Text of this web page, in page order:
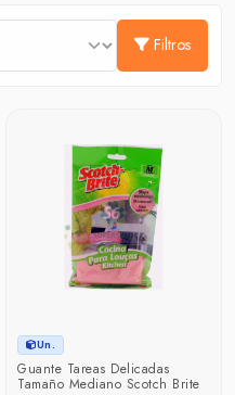
Filtros
Un.
Guante Tareas Delicadas
Tamaño Mediano Scotch Brite